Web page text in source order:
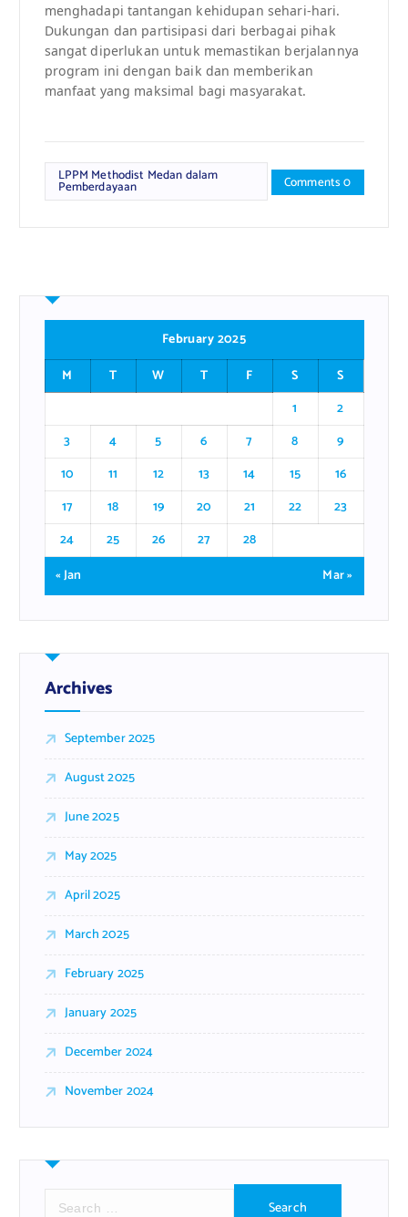
menghadapi tantangan kehidupan sehari-hari.
Dukungan dan partisipasi dari berbagai pihak
sangat diperlukan untuk memastikan berjalannya
program ini dengan baik dan memberikan
manfaat yang maksimal bagi masyarakat.
LPPM Methodist Medan dalam
Pemberdayaan Comments 0
February 2025
M
T W T F S
S
1
2
3
4 5 6 7 8
9
10
11 12 13 14 15
16
17
18 19 20 21 22
23
24
25 26 27
28
« Jan
Mar »
Archives
September 2025
August 2025
June 2025
May 2025
April 2025
March 2025
February 2025
January 2025
December 2024
November 2024